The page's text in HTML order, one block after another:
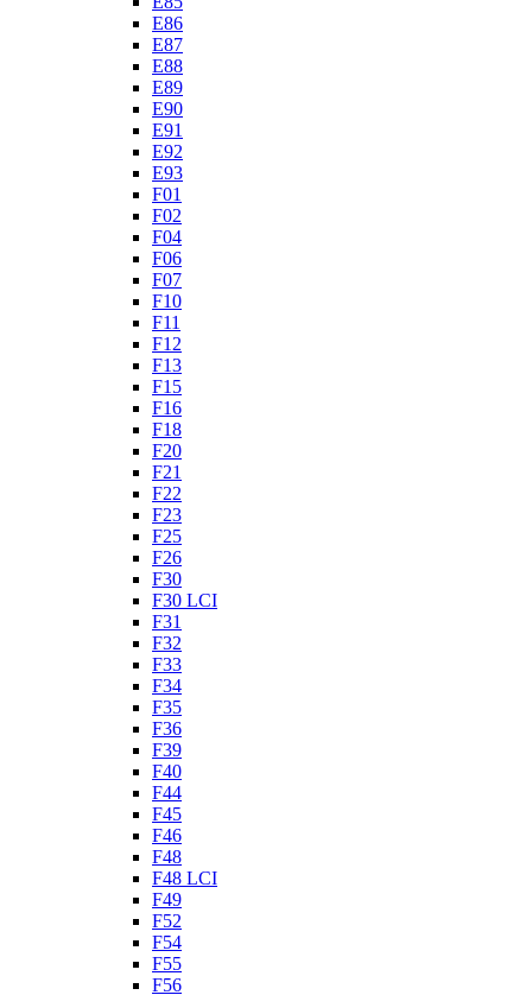
E86
E87
E88
E89
E90
E91
E92
E93
F01
F02
F04
F06
F07
F10
F11
F12
F13
F15
F16
F18
F20
F21
F22
F23
F25
F26
F30
F30 LCI
F31
F32
F33
F34
F35
F36
F39
F40
F44
F45
F46
F48
F48 LCI
F49
F52
F54
F55
F56